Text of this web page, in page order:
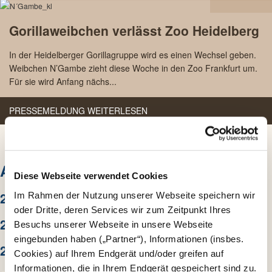
Diese Webseite verwendet Cookies
Im Rahmen der Nutzung unserer Webseite speichern wir
oder Dritte, deren Services wir zum Zeitpunkt Ihres
Besuchs unserer Webseite in unsere Webseite
eingebunden haben („Partner“), Informationen (insbes.
Cookies) auf Ihrem Endgerät und/oder greifen auf
Informationen, die in Ihrem Endgerät gespeichert sind zu.
2023
Gorillaweibchen verlässt Zoo Heidelberg
In der Heidelberger Gorillagruppe wird es einen Wechsel geben.
Weibchen N’Gambe zieht diese Woche in den Zoo Frankfurt um.
Für sie wird Anfang nächs...
PRESSEMELDUNG WEITERLESEN
ARCHIV
2026
2025
2024